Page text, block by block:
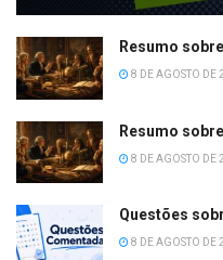
Resumo
8 DE AGOSTO DE
Resumo
8 DE AGOSTO DE
Questões
8 DE AGOSTO DE